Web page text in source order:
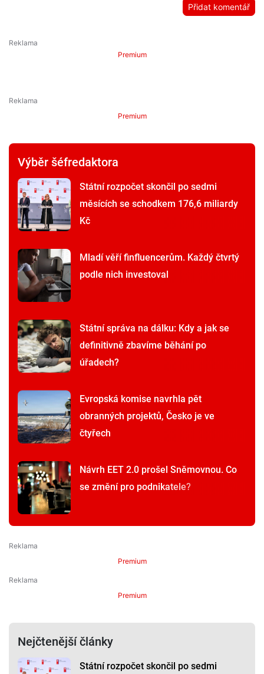
Přidat komentář
Premium
Premium
Výběr šéfredaktora
Státní rozpočet skončil po sedmi
měsících se schodkem 176,6 miliardy
Kč
Mladí věří finfluencerům. Každý čtvrtý
podle nich investoval
Státní správa na dálku: Kdy a jak se
definitivně zbavíme běhání po
úřadech?
Evropská komise navrhla pět
obranných projektů, Česko je ve
čtyřech
Návrh EET 2.0 prošel Sněmovnou. Co
se změní pro podnikatele?
Premium
Premium
Nejčtenější články
Státní rozpočet skončil po sedmi